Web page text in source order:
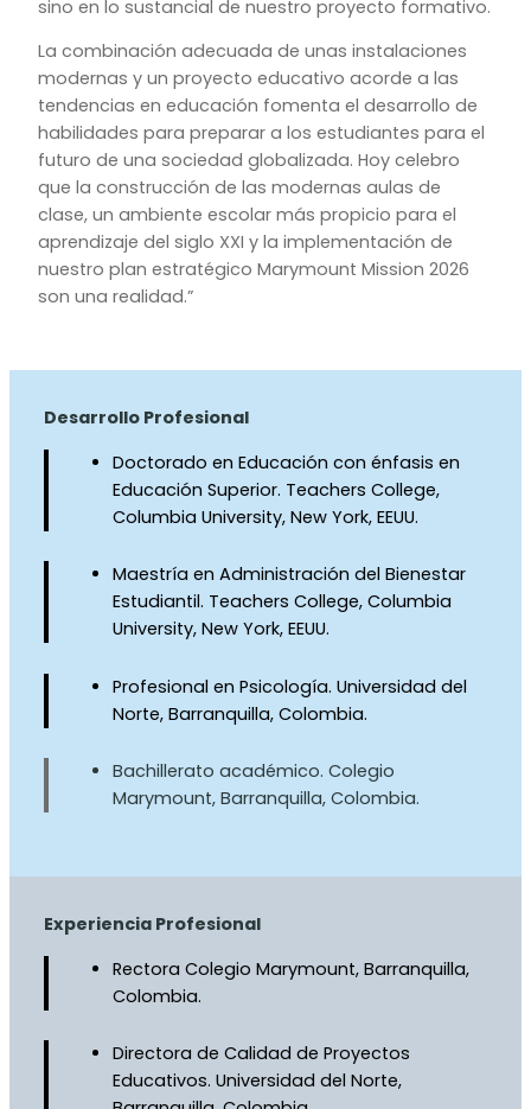
sino en lo sustancial de nuestro proyecto formativo.
La combinación adecuada de unas instalaciones
modernas y un proyecto educativo acorde a las
tendencias en educación fomenta el desarrollo de
habilidades para preparar a los estudiantes para el
futuro de una sociedad globalizada. Hoy celebro
que la construcción de las modernas aulas de
clase, un ambiente escolar más propicio para el
aprendizaje del siglo XXI y la implementación de
nuestro plan estratégico Marymount Mission 2026
son una realidad.”
Desarrollo Profesional
Doctorado en Educación con énfasis en
Educación Superior. Teachers College,
Columbia University, New York, EEUU.
Maestría en Administración del Bienestar
Estudiantil. Teachers College, Columbia
University, New York, EEUU.
Profesional en Psicología. Universidad del
Norte, Barranquilla, Colombia.
Bachillerato académico. Colegio
Marymount, Barranquilla, Colombia.
Experiencia Profesional
Rectora Colegio Marymount, Barranquilla,
Colombia.
Directora de Calidad de Proyectos
Educativos. Universidad del Norte,